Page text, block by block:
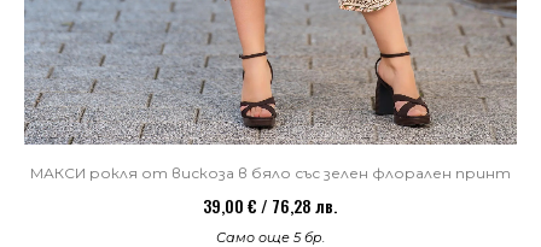
МАКСИ рокля от вискоза в бяло със зелен флорален принт
39,00 € / 76,28 лв.
Само още 5 бр.